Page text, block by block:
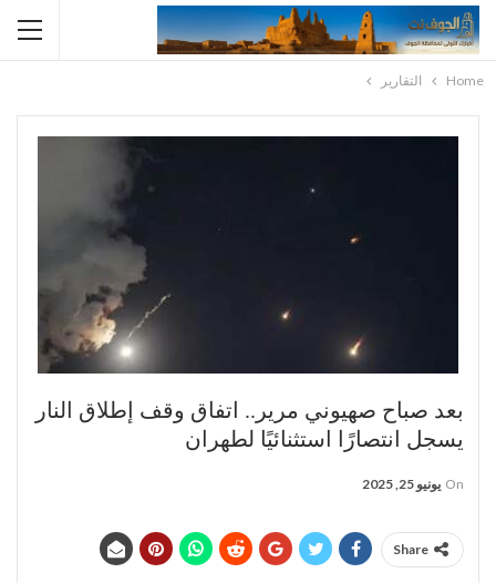
Home التقارير
بعد صباح صهيوني مرير.. اتفاق وقف إطلاق النار
يسجل انتصارًا استثنائيًا لطهران
On يونيو 25, 2025
Share